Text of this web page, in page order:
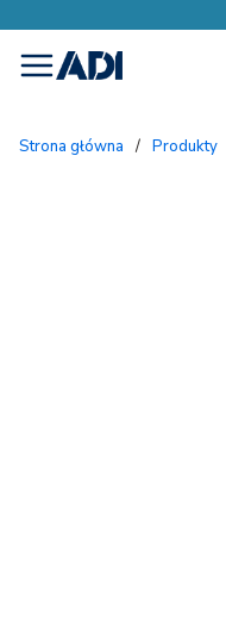
menu
Strona główna / Produkty